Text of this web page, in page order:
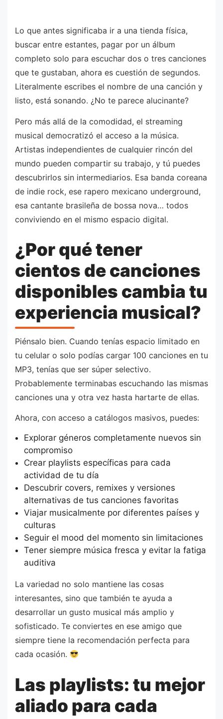
Lo que antes significaba ir a una tienda física,
buscar entre estantes, pagar por un álbum
completo solo para escuchar dos o tres canciones
que te gustaban, ahora es cuestión de segundos.
Literalmente escribes el nombre de una canción y
listo, está sonando. ¿No te parece alucinante?
Pero más allá de la comodidad, el streaming
musical democratizó el acceso a la música.
Artistas independientes de cualquier rincón del
mundo pueden compartir su trabajo, y tú puedes
descubrirlos sin intermediarios. Esa banda coreana
de indie rock, ese rapero mexicano underground,
esa cantante brasileña de bossa nova… todos
conviviendo en el mismo espacio digital.
¿Por qué tener
cientos de canciones
disponibles cambia tu
experiencia musical?
Piénsalo bien. Cuando tenías espacio limitado en
tu celular o solo podías cargar 100 canciones en tu
MP3, tenías que ser súper selectivo.
Probablemente terminabas escuchando las mismas
canciones una y otra vez hasta hartarte de ellas.
Ahora, con acceso a catálogos masivos, puedes:
Explorar géneros completamente nuevos sin
compromiso
Crear playlists específicas para cada
actividad de tu día
Descubrir covers, remixes y versiones
alternativas de tus canciones favoritas
Viajar musicalmente por diferentes países y
culturas
Seguir el mood del momento sin limitaciones
Tener siempre música fresca y evitar la fatiga
auditiva
La variedad no solo mantiene las cosas
interesantes, sino que también te ayuda a
desarrollar un gusto musical más amplio y
sofisticado. Te conviertes en ese amigo que
siempre tiene la recomendación perfecta para
cada ocasión.
Las playlists: tu mejor
aliado para cada